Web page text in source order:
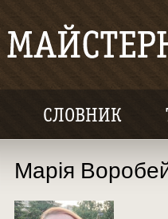
СЛОВНИК
Марія